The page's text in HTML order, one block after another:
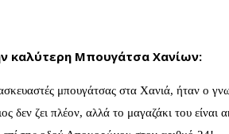
καλύτερη Μπουγάτσα Χανίων:
μπουγάτσας στα Χανιά, ήταν ο
δεν ζει πλέον, αλλά το μαγαζάκι του